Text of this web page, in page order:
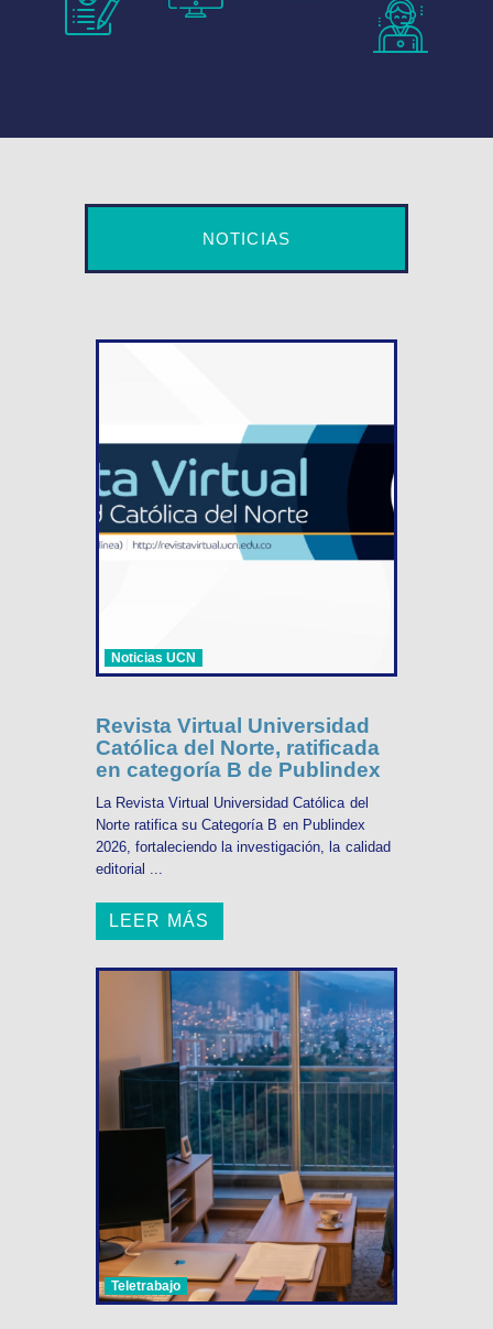
NOTICIAS
Noticias UCN
Revista Virtual Universidad
Católica del Norte, ratificada
en categoría B de Publindex
La Revista Virtual Universidad Católica del
Norte ratifica su Categoría B en Publindex
2026, fortaleciendo la investigación, la calidad
editorial ...
LEER MÁS
Teletrabajo